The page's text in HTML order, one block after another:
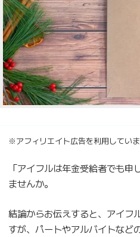
※アフィリエイト広告を利用してい
「アイフルは年金受給者でも
ませんか。
結論からお伝えすると、アイフ
すが、パートやアルバイトなど